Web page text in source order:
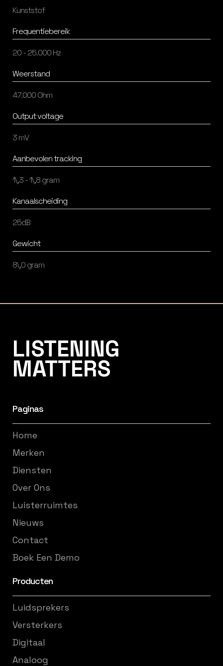
Kunststof
Frequentiebereik
20 - 25.000 Hz
Weerstand
47.000 Ohm
Output voltage
3 mV
Aanbevolen tracking
1\,3 - 1\,8 gram
Kanaalscheiding
25dB
Gewicht
8\,0 gram
LISTENING
MATTERS
Paginas
Home
Merken
Diensten
Over Ons
Luisterruimtes
Nieuws
Contact
Boek Een Demo
Producten
Luidsprekers
Versterkers
Digitaal
Analoog